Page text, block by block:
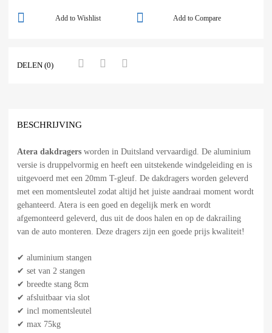
Add to Compare
Add to Wishlist
DELEN (0)
BESCHRIJVING
Atera dakdragers worden in Duitsland vervaardigd. De aluminium
versie is druppelvormig en heeft een uitstekende windgeleiding en is
uitgevoerd met een 20mm T-gleuf. De dakdragers worden geleverd
met een momentsleutel zodat altijd het juiste aandraai moment wordt
gehanteerd. Atera is een goed en degelijk merk en wordt
afgemonteerd geleverd, dus uit de doos halen en op de dakrailing
van de auto monteren. Deze dragers zijn een goede prijs kwaliteit!
✔ aluminium stangen
✔ set van 2 stangen
✔ breedte stang 8cm
✔ afsluitbaar via slot
✔ incl momentsleutel
✔ max 75kg